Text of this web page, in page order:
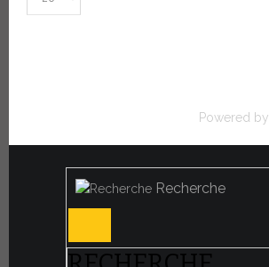
Powered by
Recherche